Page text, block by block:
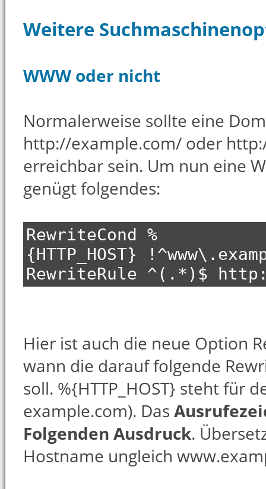
Weitere
WWW oder nicht
Normalerweise sollte eine
http://example.com/ oder
erreichbar sein. Um nun eine
genügt folgendes:
RewriteCond %
{HTTP_HOST}
RewriteRule ^(.*)$
Hier ist auch die neue Option
wann die darauf folgende
soll. %{HTTP_HOST} steht für
example.com). Das
Folgenden Ausdruck.
Hostname ungleich